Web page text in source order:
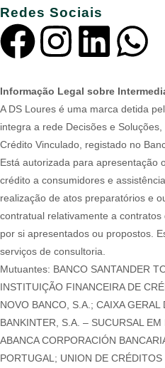
Redes Sociais
Informação Legal sobre
A DS Loures é uma marca detida
integra a rede Decisões e
Crédito Vinculado, registado no
Está autorizada para apresentação
crédito a consumidores e
realização de atos preparatórios e
contratual relativamente a
por si apresentados ou propostos.
serviços de consultoria.
Mutuantes: BANCO SANTANDER
INSTITUIÇÃO FINANCEIRA DE
NOVO BANCO, S.A.; CAIXA GERAL
BANKINTER, S.A. – SUCURSAL
ABANCA CORPORACIÓN
PORTUGAL; UNION DE